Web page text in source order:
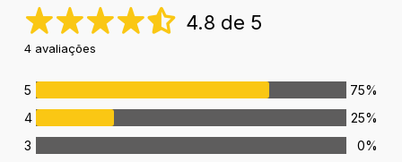
4.8 de 5
4 avaliações
5
75%
4
25%
3
0%